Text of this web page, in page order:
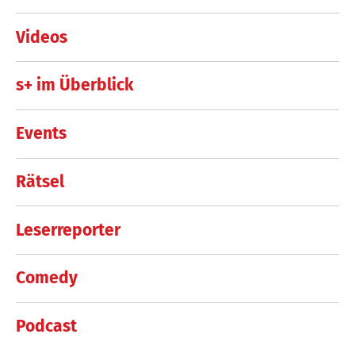
Videos
s+ im Überblick
Events
Rätsel
Leserreporter
Comedy
Podcast